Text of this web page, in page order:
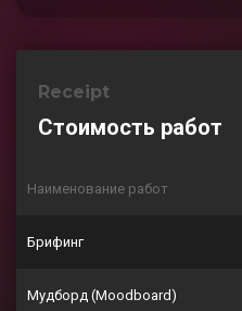
Receipt
Стоимость работ
Наименование работ
Брифинг
Мудборд (Moodboard)